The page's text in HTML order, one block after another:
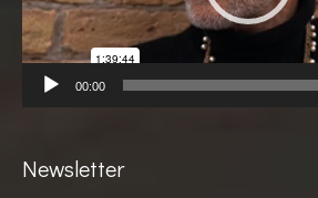
00:00
Newsletter